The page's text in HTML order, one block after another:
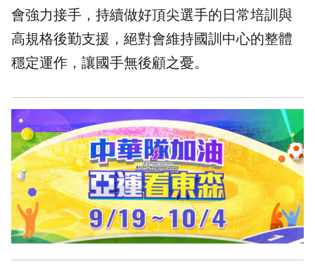
會強力接手，持續做好頂尖選手的日常培訓與
高規格後勤支援，絕對會維持國訓中心的整體
穩定運作，讓國手無後顧之憂。